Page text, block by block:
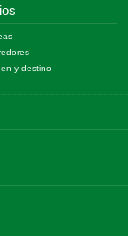
y destino